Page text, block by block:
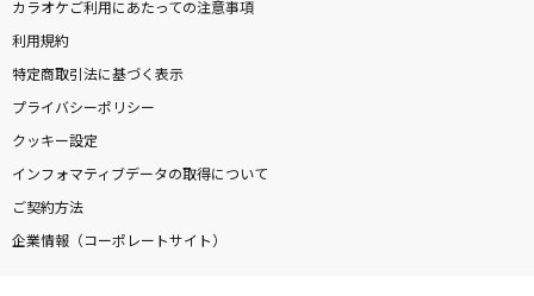
カラオケご利用にあたっての注意事項
利用規約
特定商取引法に基づく表示
プライバシーポリシー
クッキー設定
インフォマティブデータの取得について
ご契約方法
企業情報（コーポレートサイト）